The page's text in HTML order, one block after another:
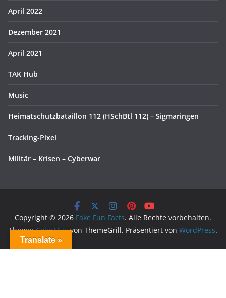
April 2022
Dezember 2021
April 2021
TAK Hub
Music
Heimatschutzbataillon 112 (HSchBtl 112) – Sigmaringen
Tracking-Pixel
Militär – Krisen – Cyberwar
Copyright © 2026 Fake Fun Facts. Alle Rechte vorbehalten.
Theme:ColorMagvon ThemeGrill. Präsentiert von WordPress.
Translate »